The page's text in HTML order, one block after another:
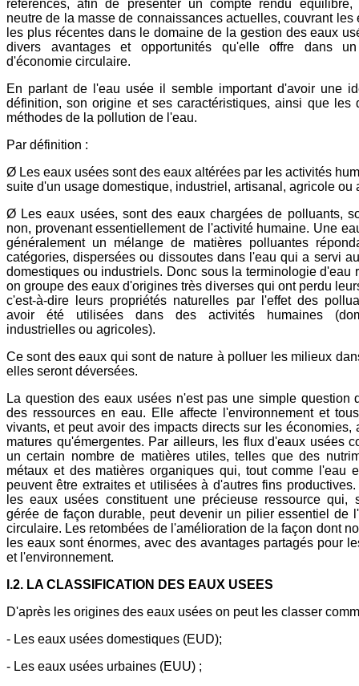
références, afin de présenter un compte rendu équilibré,
neutre de la masse de connaissances actuelles, couvrant les
les plus récentes dans le domaine de la gestion des eaux
divers avantages et opportunités qu'elle offre dans un
d'économie circulaire.
En parlant de l'eau usée il semble important d'avoir une
définition, son origine et ses caractéristiques, ainsi que les
méthodes de la pollution de l'eau.
Par définition :
Ø Les eaux usées sont des eaux altérées par les activités
suite d'un usage domestique, industriel, artisanal, agricole ou
Ø Les eaux usées, sont des eaux chargées de polluants,
non, provenant essentiellement de l'activité humaine. Une
généralement un mélange de matières polluantes
catégories, dispersées ou dissoutes dans l'eau qui a servi
domestiques ou industriels. Donc sous la terminologie d'eau
on groupe des eaux d'origines très diverses qui ont perdu
c'est-à-dire leurs propriétés naturelles par l'effet des
avoir été utilisées dans des activités humaines
industrielles ou agricoles).
Ce sont des eaux qui sont de nature à polluer les milieux
elles seront déversées.
La question des eaux usées n'est pas une simple question
des ressources en eau. Elle affecte l'environnement et
vivants, et peut avoir des impacts directs sur les économies,
matures qu'émergentes. Par ailleurs, les flux d'eaux usées
un certain nombre de matières utiles, telles que des
métaux et des matières organiques qui, tout comme l'eau
peuvent être extraites et utilisées à d'autres fins
les eaux usées constituent une précieuse ressource qui,
gérée de façon durable, peut devenir un pilier essentiel de
circulaire. Les retombées de l'amélioration de la façon dont
les eaux sont énormes, avec des avantages partagés pour
et l'environnement.
I.2. LA CLASSIFICATION DES EAUX USEES
D'après les origines des eaux usées on peut les classer
- Les eaux usées domestiques (EUD);
- Les eaux usées urbaines (EUU) ;